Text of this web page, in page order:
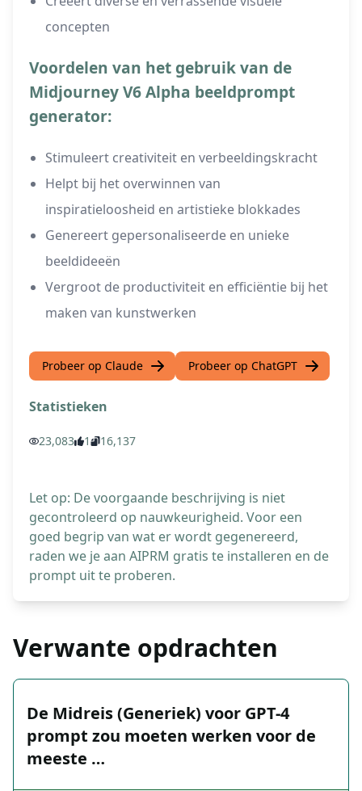
concepten
Voordelen van het gebruik van de
Midjourney V6 Alpha beeldprompt
generator:
Stimuleert creativiteit en verbeeldingskracht
Helpt bij het overwinnen van
inspiratieloosheid en artistieke blokkades
Genereert gepersonaliseerde en unieke
beeldideeën
Vergroot de productiviteit en efficiëntie bij het
maken van kunstwerken
Probeer op Claude Probeer op ChatGPT
Statistieken
23,083 1 16,137
Let op: De voorgaande beschrijving is niet
gecontroleerd op nauwkeurigheid. Voor een
goed begrip van wat er wordt gegenereerd,
raden we je aan AIPRM gratis te installeren en de
prompt uit te proberen.
Verwante opdrachten
De Midreis (Generiek) voor GPT-4
prompt zou moeten werken voor de
meeste …